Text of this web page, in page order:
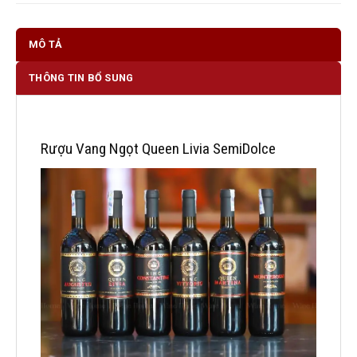
MÔ TẢ
THÔNG TIN BỔ SUNG
Rượu Vang Ngọt Queen Livia SemiDolce